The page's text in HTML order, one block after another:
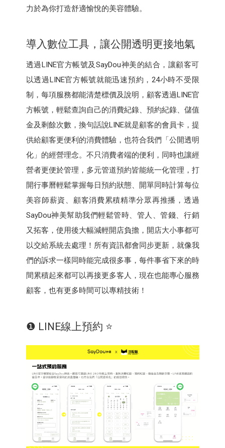
力於為你打造舒適愉悅的美容體驗。
導入數位工具，讓公開透明更接地氣
透過LINE官方帳號及SayDou神美的結合，讓顧客可
以透過LINE官方帳號就能迅速預約，24小時不受限
制，每項服務都能清楚標價及說明，顧客透過LINE官
方帳號，輕鬆查詢自己的消費紀錄、預約紀錄、儲值
金及剩餘次數，換句話說LINE就是顧客的會員卡，提
供給顧客更便利的消費體驗，也符合我們「公開透明
化」的經營理念。不只消費者端的便利，同時也讓經
營者更便於管理，多元管道預約皆能統一化管理，打
開行事曆輕鬆掌握每日預約狀態、開單同時計算每位
美容師薪資、顧客消費累積精準分眾再推播，透過
SayDou神美幫助我們輕鬆管時、管人、管錢、行銷
又拓客，使用後大幅減輕開店負擔，開店大小事都可
以交給系統去處理！所有資訊都會同步更新，就像我
們的訴求一樣同時能完成很多事，每件事省下來的時
間累積起來都可以再接更多客人，現在也能專心服務
顧客，也有更多時間可以專精技術！
❶ LINE線上預約 ⭐️